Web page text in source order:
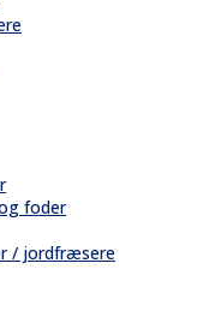
foder
/ jordfræsere